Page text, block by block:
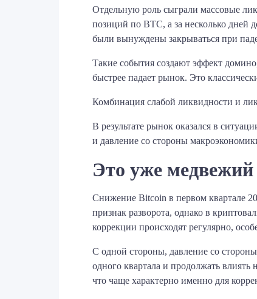
Отдельную роль сыграли массовые
позиций по BTC, а за несколько дней
были вынуждены закрываться при
Такие события создают эффект
быстрее падает рынок. Это
Комбинация слабой ликвидности и
В результате рынок оказался в
и давление со стороны
Это уже
Снижение Bitcoin в первом квартале
признак разворота, однако в
коррекции происходят регулярно,
С одной стороны, давление со
одного квартала и продолжать
что чаще характерно именно для